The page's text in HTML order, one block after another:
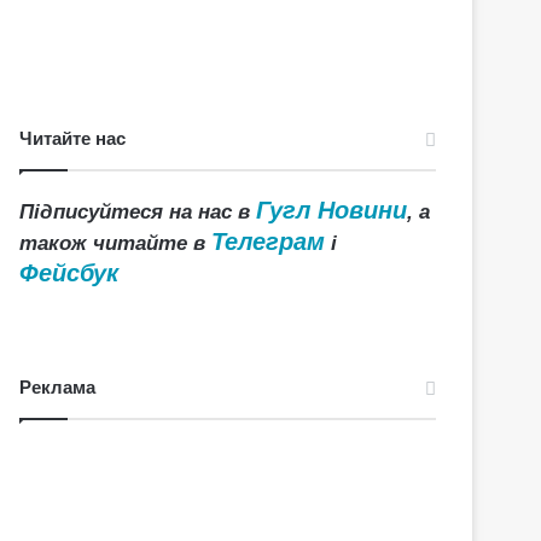
Читайте нас
Підписуйтеся на нас вГугл Новини, а
також читайте в Телеграм і
Фейсбук
Реклама